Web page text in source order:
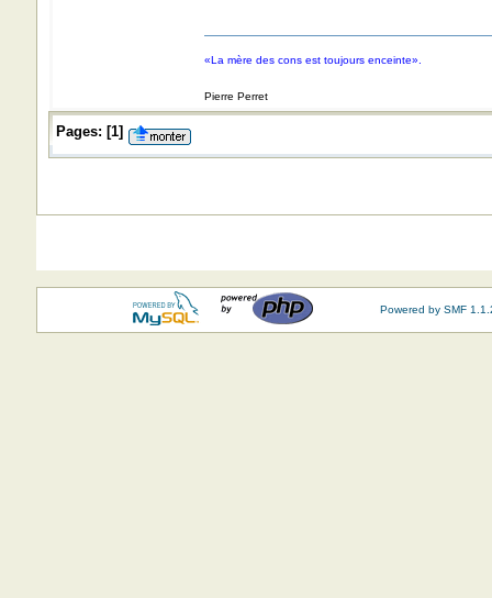
«La mère des cons est toujours enceinte».
Pierre Perret
Pages: [1]
Powered by SMF